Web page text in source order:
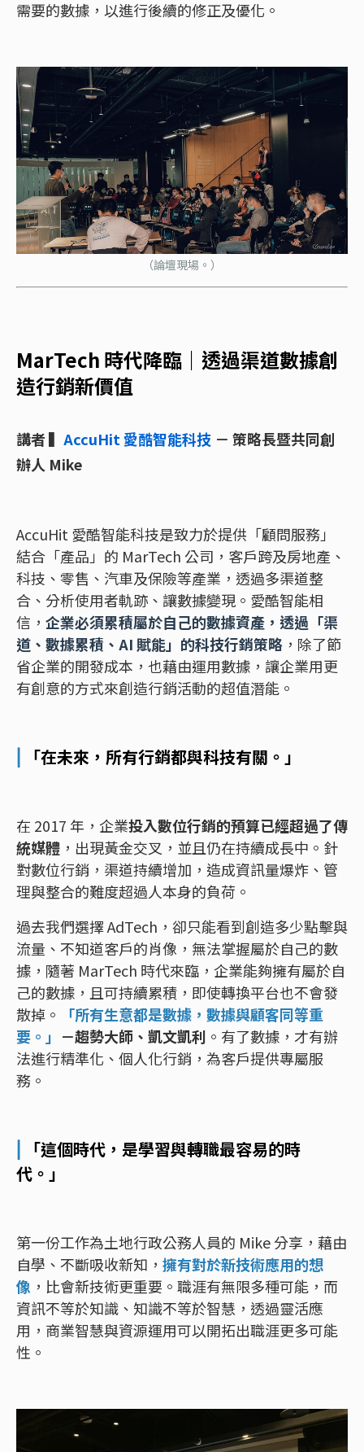
需要的數據，以進行後續的修正及優化。
（論壇現場。）
MarTech 時代降臨｜透過渠道數據創
造行銷新價值
講者 ▍ AccuHit 愛酷智能科技 － 策略長暨共同創
辦人 Mike
AccuHit 愛酷智能科技是致力於提供「顧問服務」
結合「產品」的 MarTech 公司，客戶跨及房地產、
科技、零售、汽車及保險等產業，透過多渠道整
合、分析使用者軌跡、讓數據變現。愛酷智能相
信， 企業必須累積屬於自己的數據資產，透過「渠
道、數據累積、AI 賦能」的科技行銷策略 ，除了節
省企業的開發成本，也藉由運用數據，讓企業用更
有創意的方式來創造行銷活動的超值潛能。
「在未來，所有行銷都與科技有關。」
在 2017 年，企業投入數位行銷的預算已經超過了傳
統媒體 ，出現黃金交叉，並且仍在持續成長中。針
對數位行銷，渠道持續增加，造成資訊量爆炸、管
理與整合的難度超過人本身的負荷。
過去我們選擇 AdTech，卻只能看到創造多少點擊與
流量、不知道客戶的肖像，無法掌握屬於自己的數
據，隨著 MarTech 時代來臨，企業能夠擁有屬於自
己的數據，且可持續累積，即使轉換平台也不會發
散掉。
「所有生意都是數據，數據與顧客同等重
要。」 －趨勢大師、凱文凱利 。有了數據，才有辦
法進行精準化、個人化行銷，為客戶提供專屬服
務。
「這個時代，是學習與轉職最容易的時
代。」
第一份工作為土地行政公務人員的 Mike 分享，藉由
自學、不斷吸收新知， 擁有對於新技術應用的想
像 ，比會新技術更重要。職涯有無限多種可能，而
資訊不等於知識、知識不等於智慧，透過靈活應
用，商業智慧與資源運用可以開拓出職涯更多可能
性。